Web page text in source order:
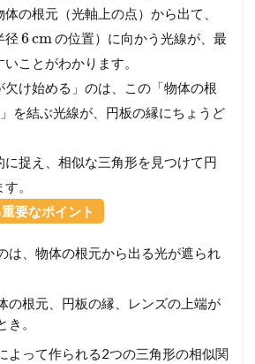
の根元（光軸上の点）から出て、
径 6cmの位置）に向かう光線が、最
ことがわかります。
欠け始める」のは、この「物体の根
を結ぶ光線が、円板の縁にちょうど
に捉え、相似な三角形を見つけて円
。
要なポイント
は、物体の根元から出る光が遮られ
の根元、円板の縁、レンズの上端が
。
よって作られる2つの三角形の相似関